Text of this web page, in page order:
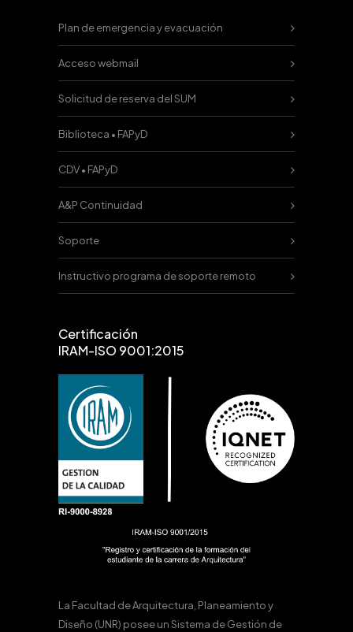
Plan de emergencia y evacuación
Acceso webmail
Solicitud de reserva del SUM
Biblioteca • FAPyD
CDV • FAPyD
A&P Continuidad
Soporte
Instructivo programa de soporte remoto
Certificación
IRAM-ISO 9001:2015
La Facultad de Arquitectura, Planeamiento y
Diseño (UNR) posee un Sistema de Gestión de